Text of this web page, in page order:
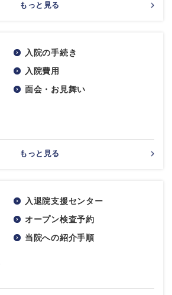
もっと見る
入院の手続き
入院費用
面会・お見舞い
もっと見る
入退院支援センター
オープン検査予約
当院への紹介手順